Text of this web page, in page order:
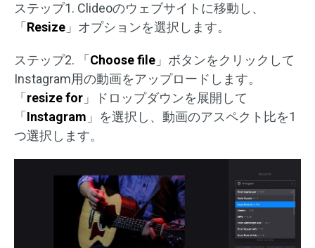
ステップ1. Clideoのウェブサイトに移動し、
「 Resize 」オプションを選択します。
ステップ2. 「 Choose file 」ボタンをクリックして
Instagram用の動画をアップロードします。
「 resize for 」ドロップダウンを展開して
「 Instagram 」を選択し、動画のアスペクト比を1
つ選択します。